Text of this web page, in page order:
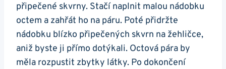
připečené skvrny. Stačí naplnit ​malou nádobku
octem a zahřát ho na páru. Poté přidržte
nádobku ⁢blízko připečených skvrn na žehličce,
aniž byste ji přímo dotýkali. Octová pára by
⁤měla rozpustit zbytky ⁤látky. Po dokončení‍